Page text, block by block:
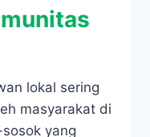
lokal sering
masyarakat di
yang